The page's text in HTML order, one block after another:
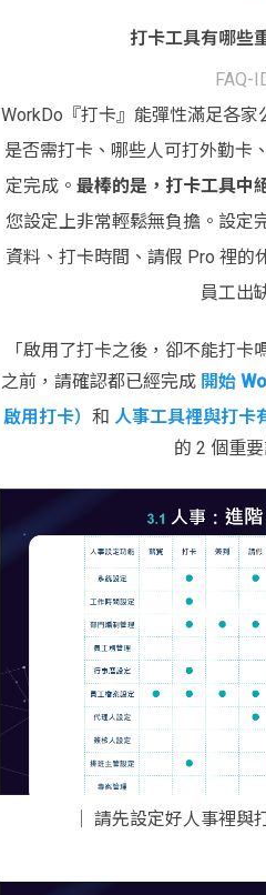
打卡工具有哪些
FAQ-
WorkDo『打卡』能彈性滿足各
是否需打卡、哪些人可打外勤卡
定完成。 最棒的是，打卡工具中
您設定上非常輕鬆無負擔。設定
資料、打卡時間、請假 Pro 裡的
員工出
「啟用了打卡之後，卻不能打
之前，請確認都已經完成 開始
啟用打卡）和 人事工具裡與打卡
的 2 個重
│ 請先設定好人事裡與